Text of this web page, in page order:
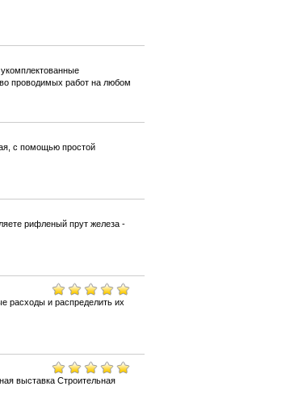
проводимых работ на любом
с помощью простой
рифленый прут железа -
расходы и распределить их
выставка Строительная